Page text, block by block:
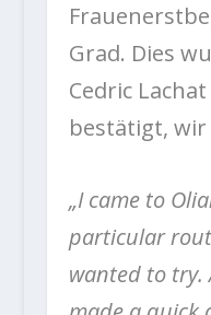
Grad. Dies
Cedric
bestätigt, wir
„I came to
particular
wanted to try.